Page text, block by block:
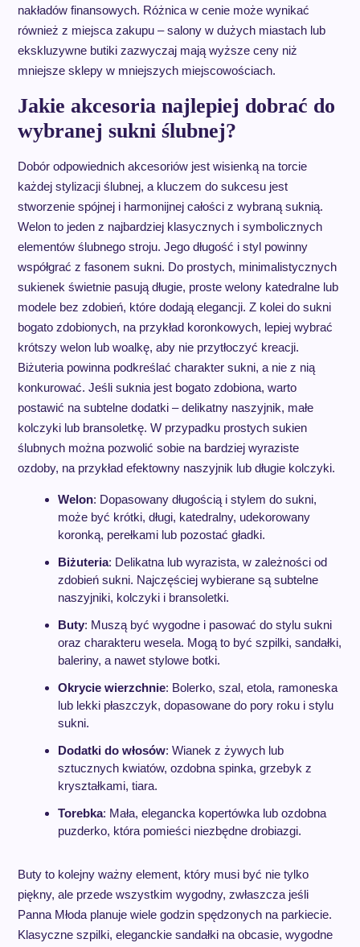
nakładów finansowych. Różnica w cenie może wynikać
również z miejsca zakupu – salony w dużych miastach lub
ekskluzywne butiki zazwyczaj mają wyższe ceny niż
mniejsze sklepy w mniejszych miejscowościach.
Jakie akcesoria najlepiej dobrać do
wybranej sukni ślubnej?
Dobór odpowiednich akcesoriów jest wisienką na torcie
każdej stylizacji ślubnej, a kluczem do sukcesu jest
stworzenie spójnej i harmonijnej całości z wybraną suknią.
Welon to jeden z najbardziej klasycznych i symbolicznych
elementów ślubnego stroju. Jego długość i styl powinny
współgrać z fasonem sukni. Do prostych, minimalistycznych
sukienek świetnie pasują długie, proste welony katedralne lub
modele bez zdobień, które dodają elegancji. Z kolei do sukni
bogato zdobionych, na przykład koronkowych, lepiej wybrać
krótszy welon lub woalkę, aby nie przytłoczyć kreacji.
Biżuteria powinna podkreślać charakter sukni, a nie z nią
konkurować. Jeśli suknia jest bogato zdobiona, warto
postawić na subtelne dodatki – delikatny naszyjnik, małe
kolczyki lub bransoletkę. W przypadku prostych sukien
ślubnych można pozwolić sobie na bardziej wyraziste
ozdoby, na przykład efektowny naszyjnik lub długie kolczyki.
Welon: Dopasowany długością i stylem do sukni,
może być krótki, długi, katedralny, udekorowany
koronką, perełkami lub pozostać gładki.
Biżuteria: Delikatna lub wyrazista, w zależności od
zdobień sukni. Najczęściej wybierane są subtelne
naszyjniki, kolczyki i bransoletki.
Buty: Muszą być wygodne i pasować do stylu sukni
oraz charakteru wesela. Mogą to być szpilki, sandałki,
baleriny, a nawet stylowe botki.
Okrycie wierzchnie: Bolerko, szal, etola, ramoneska
lub lekki płaszczyk, dopasowane do pory roku i stylu
sukni.
Dodatki do włosów: Wianek z żywych lub
sztucznych kwiatów, ozdobna spinka, grzebyk z
kryształkami, tiara.
Torebka: Mała, elegancka kopertówka lub ozdobna
puzderko, która pomieści niezbędne drobiazgi.
Buty to kolejny ważny element, który musi być nie tylko
piękny, ale przede wszystkim wygodny, zwłaszcza jeśli
Panna Młoda planuje wiele godzin spędzonych na parkiecie.
Klasyczne szpilki, eleganckie sandałki na obcasie, wygodne